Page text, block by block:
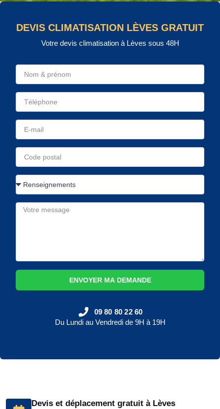
Devis et déplacement gratuit à Lèves
DEVIS CLIMATISATION LÈVES GRATUIT
Votre devis climatisation à Lèves sous 48H
ENVOYER MA DEMANDE
09 80 80 22 60
Du Lundi au Vendredi de 9H à 19H